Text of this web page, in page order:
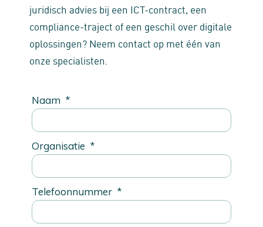
juridisch advies bij een ICT-contract, een
compliance-traject of een geschil over digitale
oplossingen? Neem contact op met één van
onze specialisten.
Naam *
Organisatie *
Telefoonnummer *